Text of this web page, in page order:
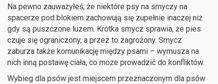
Na pewno zauważyłeś, że niektóre psy na smyczy na
spacerze pod blokiem zachowują się zupełnie inaczej niż
gdy są puszczone luzem. Krótka smycz sprawia, że pies
czuje się ograniczony, a przez to zagrożony. Smycz
zaburza także komunikację między psami – wymusza na
nich inną postawę ciała, co może prowadzić do konfliktów.
Wybieg dla psów jest miejscem przeznaczonym dla psów